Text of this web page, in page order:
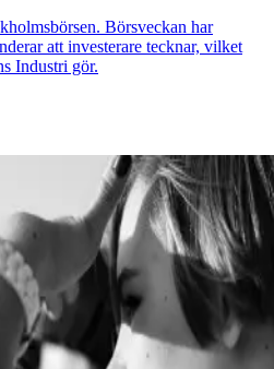
Börsveckan har
att investerare tecknar, vilket
Industri gör.